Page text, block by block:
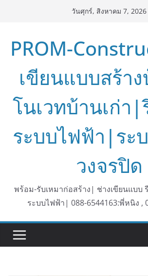
วันศุกร์, สิงหาคม 7, 2026
PROM-
เขียนแบบสร้า
โนเวทบ้านเก่า|
ระบบไฟฟ้า|ระ
วงจรปิด
พร้อม-รับเหมาก่อสร้าง| ช่างเขียนแบบ
ระบบไฟฟ้า| 088-6544163:พี่หนิง ,